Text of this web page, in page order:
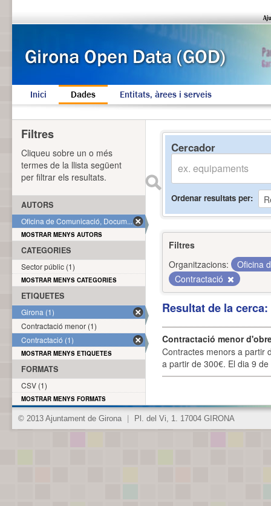
Inici Dades Entitats, àrees i serveis
Cercador
Ordenar resultats per
Filtres
Organitzacions:
Oficina
Contractació
Resultat de la
Contractació menor
Contractes menors a partir
a partir de 300€. El dia 9
Filtres
Cliqueu sobre un o més
termes de la llista següent
per filtrar els resultats.
AUTORS
Oficina de Comunicació, Docum... (1)
MOSTRAR MENYS AUTORS
CATEGORIES
Sector públic (1)
MOSTRAR MENYS CATEGORIES
ETIQUETES
Girona (1)
Contractació menor (1)
Contractació (1)
MOSTRAR MENYS ETIQUETES
FORMATS
CSV (1)
MOSTRAR MENYS FORMATS
© 2013 Ajuntament de Girona Pl. del Vi, 1. 17004 GIRONA